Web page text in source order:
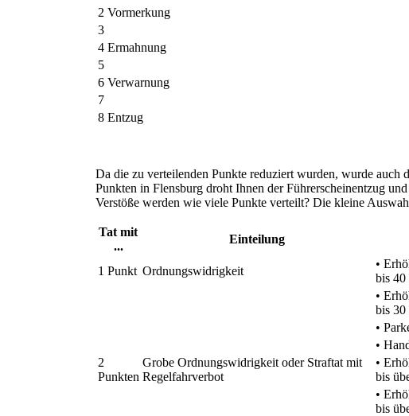
2 Vormerkung
3
4 Ermahnung
5
6 Verwarnung
7
8 Entzug
Da die zu verteilenden Punkte reduziert wurden, wurde auch
Punkten in Flensburg droht Ihnen der Führerscheinentzug
Verstöße werden wie viele Punkte verteilt? Die kleine
Tat mit
...
Einteilung
1 Punkt Ordnungswidrigkeit
•
bis 40
•
bis 30
•
•
2
Punkten
Grobe Ordnungswidrigkeit oder Straftat mit
Regelfahrverbot
•
bis
•
bis